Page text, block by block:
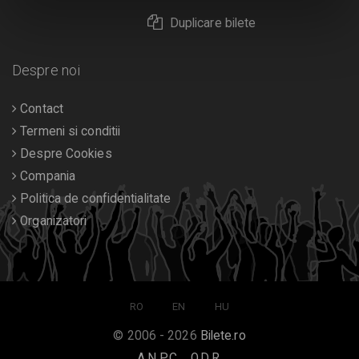
Duplicare bilete
Despre noi
Contact
Termeni si conditii
Despre Cookies
Compania
Politica de confidentialitate
Organizatori
RO EN HU
© 2006 - 2026 Bilete.ro